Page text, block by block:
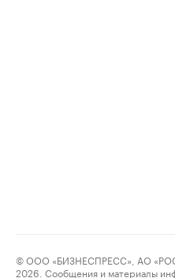
© ООО «БИЗНЕСПРЕСС», АО
2026. Сообщения и материалы